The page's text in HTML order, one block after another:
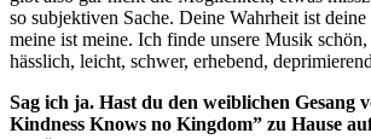
so subjektiven Sache. Deine Wahrheit ist
meine ist meine. Ich finde unsere Musik
hässlich, leicht, schwer, erhebend,
Sag ich ja. Hast du den weiblichen Gesang
Kindness Knows no Kingdom” zu Hause